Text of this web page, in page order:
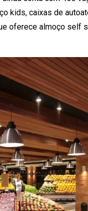
kids, caixas de
oferece almoço self